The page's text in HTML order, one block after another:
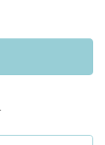
ー。
。
える件。